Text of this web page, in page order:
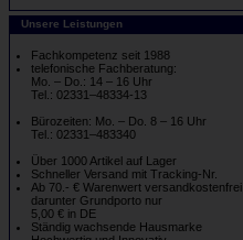
Unsere Leistungen
Fachkompetenz seit 1988
telefonische Fachberatung:
Mo. – Do.: 14 – 16 Uhr
Tel.: 02331–48334-13
Bürozeiten: Mo. – Do. 8 – 16 Uhr
Tel.: 02331–483340
Über 1000 Artikel auf Lager
Schneller Versand mit Tracking-Nr.
Ab 70.- € Warenwert versandkostenfrei,
darunter Grundporto nur
5,00 € in DE
Ständig wachsende Hausmarke